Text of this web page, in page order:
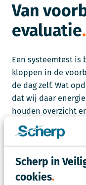
Scherp in
cookies
Van
evaluatie
Een systeemtest is
kloppen in de
de dag zelf. Wat
dat wij daar
houden overzicht
zonder dat het
Op de dag